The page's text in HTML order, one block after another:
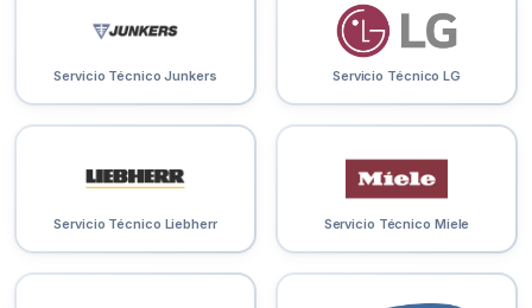
Servicio Técnico Junkers Servicio Técnico LG
Servicio Técnico Liebherr Servicio Técnico Miele